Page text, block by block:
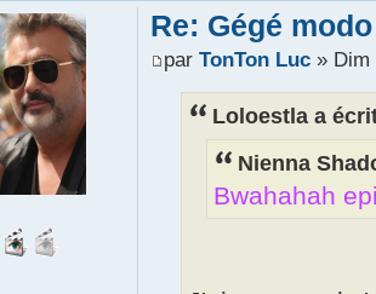
Re: Gégé
par TonTon Luc» Dim
Loloestla a
Nienna
Bwahahah